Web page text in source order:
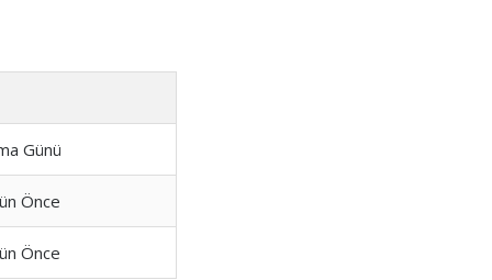
Günü
Önce
Önce